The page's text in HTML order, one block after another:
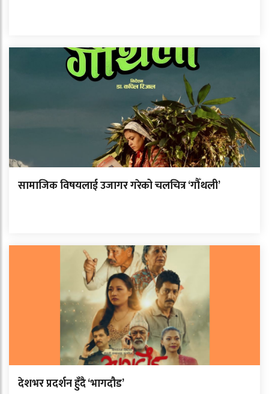
सामाजिक विषयलाई उजागर गरेको चलचित्र ‘गौँथली’
देशभर प्रदर्शन हुँदै ‘भागदौड’